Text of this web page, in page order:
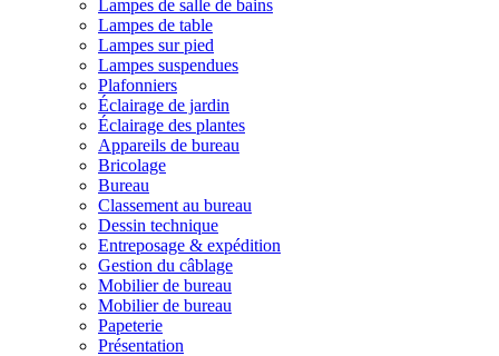
Lampes de salle de bains
Lampes de table
Lampes sur pied
Lampes suspendues
Plafonniers
Éclairage de jardin
Éclairage des plantes
Appareils de bureau
Bricolage
Bureau
Classement au bureau
Dessin technique
Entreposage & expédition
Gestion du câblage
Mobilier de bureau
Mobilier de bureau
Papeterie
Présentation